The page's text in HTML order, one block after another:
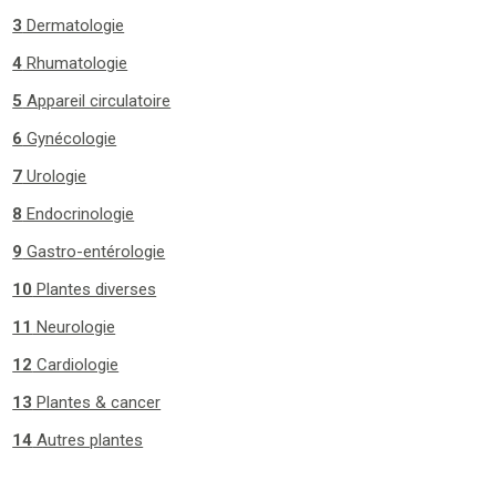
3 Dermatologie
4 Rhumatologie
5 Appareil circulatoire
6 Gynécologie
7 Urologie
8 Endocrinologie
9 Gastro-entérologie
10 Plantes diverses
11 Neurologie
12 Cardiologie
13 Plantes & cancer
14 Autres plantes